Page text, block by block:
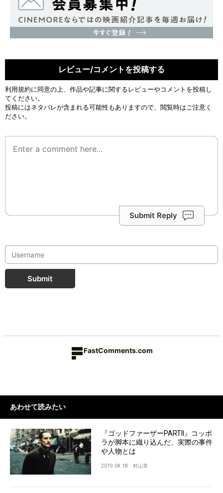
レビュー/コメントを投稿する
利用規約に同意の上、作品や記事に関するレビューやコメントを投稿し
てください。
投稿にはネタバレが含まれる可能性もありますので、閲覧時はご注意く
ださい。
Submit Reply
Submit
FastComments.com
あわせて読みたい
『ゴッドファーザーPARTII』コッポ
ラが脚本に織り込んだ、実際の事件
や人物とは
2019.04.18 村山章